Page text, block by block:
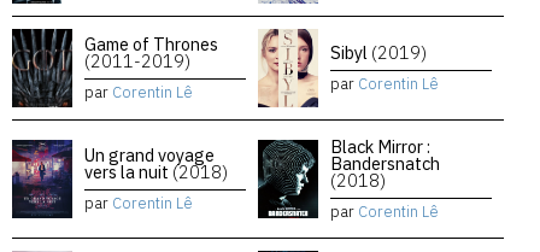
Game of Thrones
(2011-2019)
par Corentin Lê
Sibyl (2019)
par Corentin Lê
Un grand voyage
vers la nuit (2018)
par Corentin Lê
Black Mirror :
Bandersnatch
(2018)
par Corentin Lê